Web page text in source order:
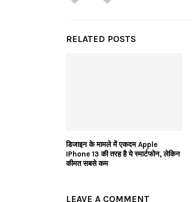
RELATED POSTS
डिजाइन के मामले में एकदम Apple
IPhone 13 की तरह है ये स्मार्टफोन, लेकिन
कीमत सबसे कम
LEAVE A COMMENT